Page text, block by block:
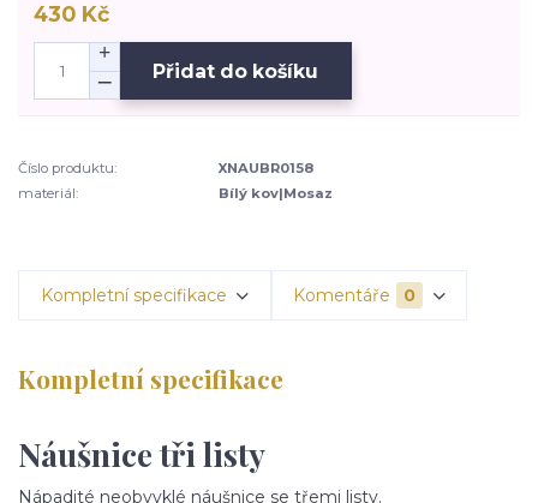
430 Kč
Přidat do košíku
Číslo produktu:
XNAUBR0158
materiál:
Bílý kov|Mosaz
Kompletní specifikace Komentáře 0
Kompletní specifikace
Náušnice tři listy
Nápadité neobvyklé náušnice se třemi listy.